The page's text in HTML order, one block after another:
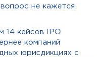
не кажется
14 кейсов IPO
компаний
юрисдикциях с